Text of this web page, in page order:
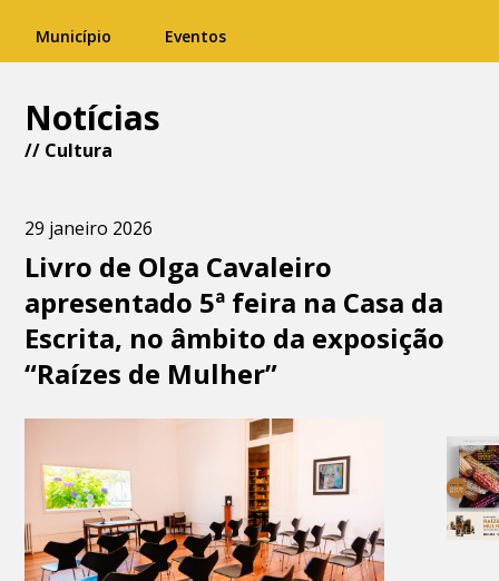
Município Eventos
Notícias
// Cultura
29 janeiro 2026
Livro de Olga Cavaleiro
apresentado 5ª feira na Casa da
Escrita, no âmbito da exposição
“Raízes de Mulher”